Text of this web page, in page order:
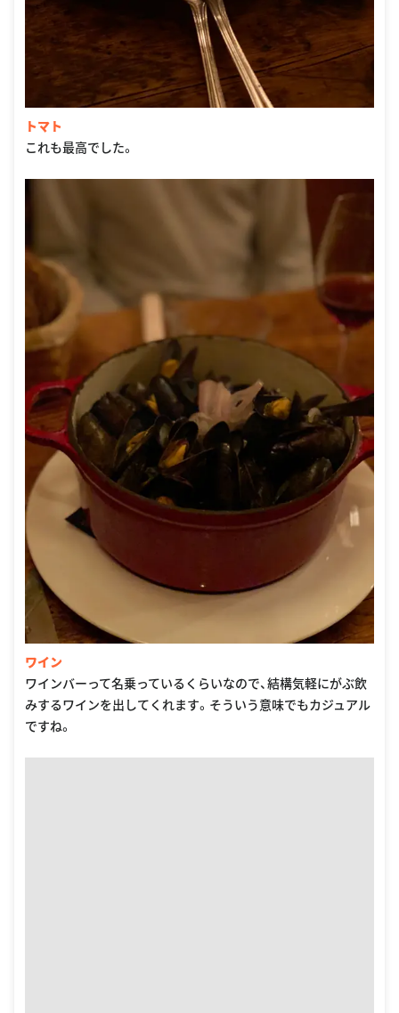
トマト
これも最高でした。
ワイン
ワインバーって名乗っているくらいなので、結構気軽にがぶ飲
みするワインを出してくれます。そういう意味でもカジュアル
ですね。